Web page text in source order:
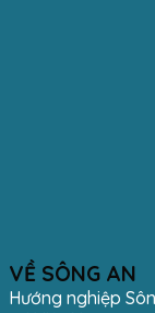
VỀ SÔNG AN
Hướng nghiệp